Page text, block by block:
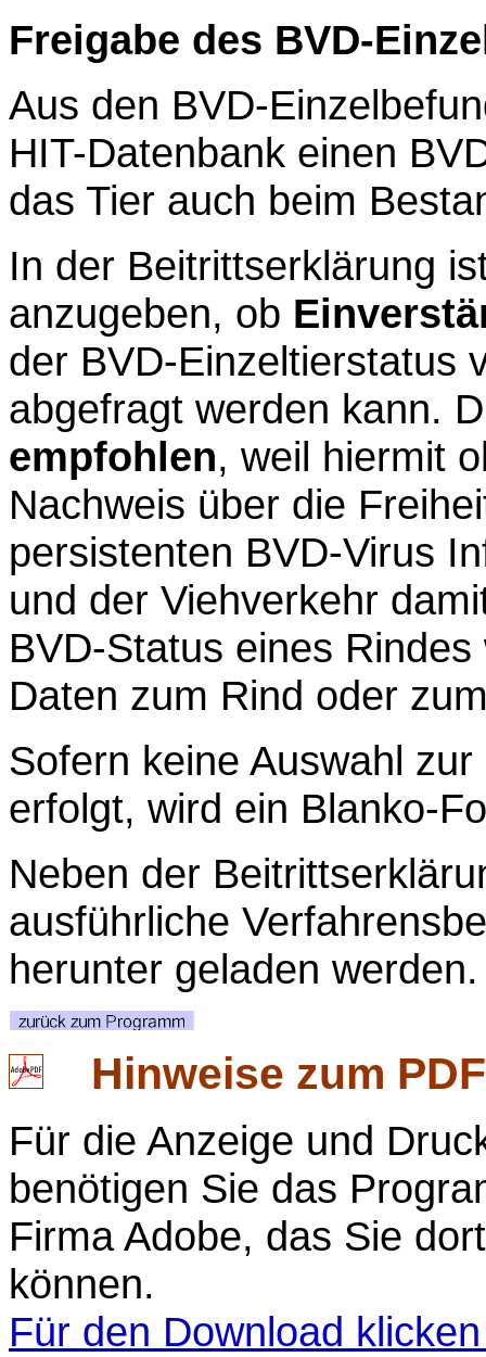
Freigabe des BVD-
Aus den BVD-
HIT-Datenbank einen
das Tier auch beim
In der Beitrittserklärung
anzugeben, ob
der BVD-Einzeltierstatus
abgefragt werden kann.
empfohlen, weil hiermit
Nachweis über die
persistenten BVD-Virus
und der Viehverkehr
BVD-Status eines
Daten zum Rind oder
Sofern keine Auswahl
erfolgt, wird ein Blanko-
Neben der
ausführliche
herunter geladen
Hinweise zum PDF
Für die Anzeige und
benötigen Sie das
Firma Adobe, das Sie
können.
Für den Download